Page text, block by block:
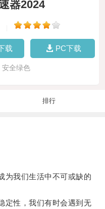
器2024
载 PC下载
安全绿色
排行
我们生活中不可或缺的
性，我们有时会遇到无